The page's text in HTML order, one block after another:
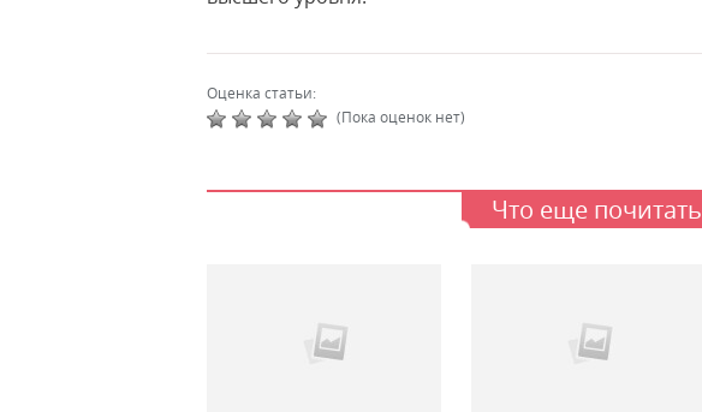
Оценка статьи:
(Пока оценок нет)
Что еще почитать